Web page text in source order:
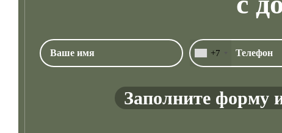
+7
Заполните форму